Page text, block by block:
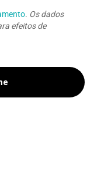
. Os dados
efeitos de